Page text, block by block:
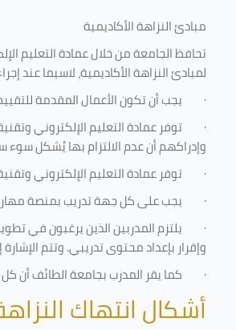
مبادئ النزاهة الأكاديمية
تحافظ الجامعة من خلال عمادة التعليم
لمبادئ النزاهة الأكاديمية، لاسيما عند
· يجب أن تكون الأعمال المقدمة
· توفر عمادة التعليم الإلكتروني
وإدراكهم أن عدم الالتزام بها يُشكل
· توفر عمادة التعليم الإلكتروني
· يجب على كل جهة تدريب بمنصة
· يلتزم المدربين الذين يرغبون في
وإقرار بإعداد محتوى تدريبي. وتتم
· كما يقر المدرب بجامعة الطائف أن
أشكال انتهاك